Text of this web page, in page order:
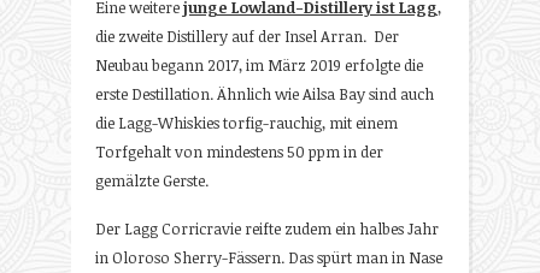
Eine weiterejunge Lowland-Distillery ist Lagg,
die zweite Distillery auf der Insel Arran. Der
Neubau begann 2017, im März 2019 erfolgte die
erste Destillation. Ähnlich wie Ailsa Bay sind auch
die Lagg-Whiskies torfig-rauchig, mit einem
Torfgehalt von mindestens 50 ppm in der
gemälzte Gerste.
Der Lagg Corricravie reifte zudem ein halbes Jahr
in Oloroso Sherry-Fässern. Das spürt man in Nase